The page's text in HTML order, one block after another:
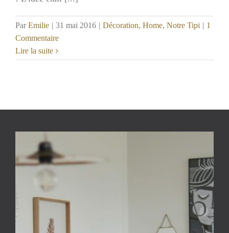
ParEmilie | 31 mai 2016 | Décoration, Home, Notre Tipi | 1
Commentaire
Lire la suite